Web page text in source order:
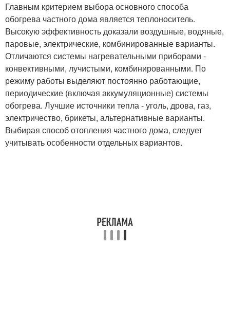
Главным критерием выбора основного способа
обогрева частного дома является теплоноситель.
Высокую эффективность доказали воздушные, водяные,
паровые, электрические, комбинированные варианты.
Отличаются системы нагревательными приборами -
конвективными, лучистыми, комбинированными. По
режиму работы выделяют постоянно работающие,
периодические (включая аккумуляционные) системы
обогрева. Лучшие источники тепла - уголь, дрова, газ,
электричество, брикеты, альтернативные варианты.
Выбирая способ отопления частного дома, следует
учитывать особенности отдельных вариантов.